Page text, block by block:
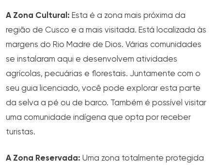
A Zona Cultural: Esta é a zona mais próxima da
região de Cusco e a mais visitada. Está localizada às
margens do Rio Madre de Dios. Várias comunidades
se instalaram aqui e desenvolvem atividades
agrícolas, pecuárias e florestais. Juntamente com o
seu guia licenciado, você pode explorar esta parte
da selva a pé ou de barco. Também é possível visitar
uma comunidade indígena que opta por receber
turistas.
A Zona Reservada: Uma zona totalmente protegida